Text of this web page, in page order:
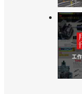
>>フォーミュラ
>>ロボティクス
>>塗装工程のコ